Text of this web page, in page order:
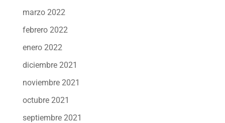
marzo 2022
febrero 2022
enero 2022
diciembre 2021
noviembre 2021
octubre 2021
septiembre 2021